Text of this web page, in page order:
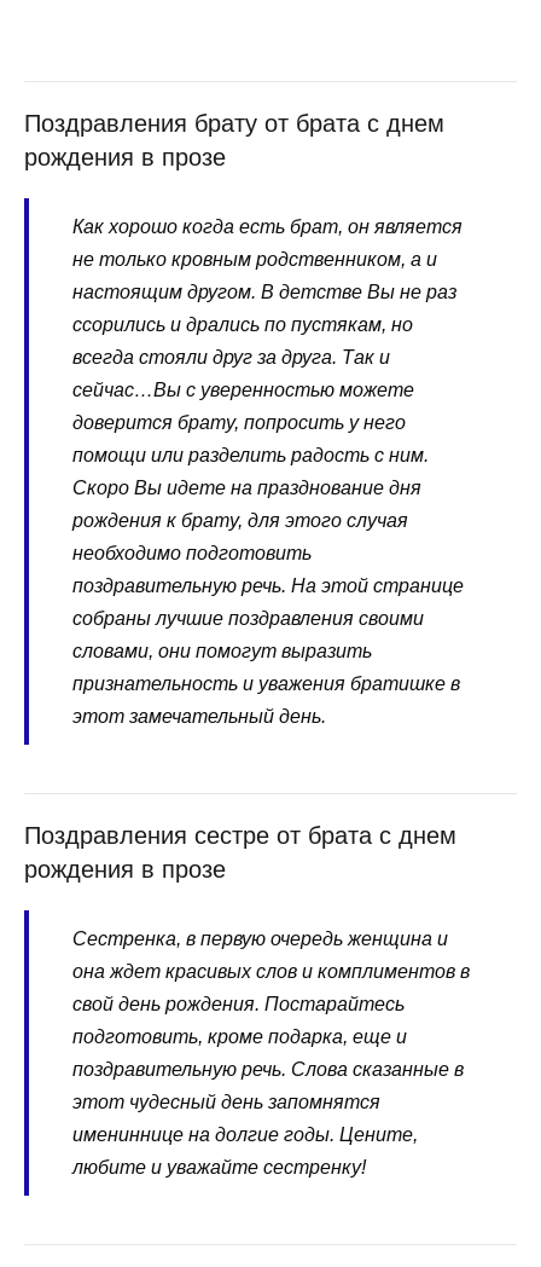
Поздравления брату от брата с днем
рождения в прозе
Как хорошо когда есть брат, он является
не только кровным родственником, а и
настоящим другом. В детстве Вы не раз
ссорились и дрались по пустякам, но
всегда стояли друг за друга. Так и
сейчас…Вы с уверенностью можете
доверится брату, попросить у него
помощи или разделить радость с ним.
Скоро Вы идете на празднование дня
рождения к брату, для этого случая
необходимо подготовить
поздравительную речь. На этой странице
собраны лучшие поздравления своими
словами, они помогут выразить
признательность и уважения братишке в
этот замечательный день.
Поздравления сестре от брата с днем
рождения в прозе
Сестренка, в первую очередь женщина и
она ждет красивых слов и комплиментов в
свой день рождения. Постарайтесь
подготовить, кроме подарка, еще и
поздравительную речь. Слова сказанные в
этот чудесный день запомнятся
имениннице на долгие годы. Цените,
любите и уважайте сестренку!